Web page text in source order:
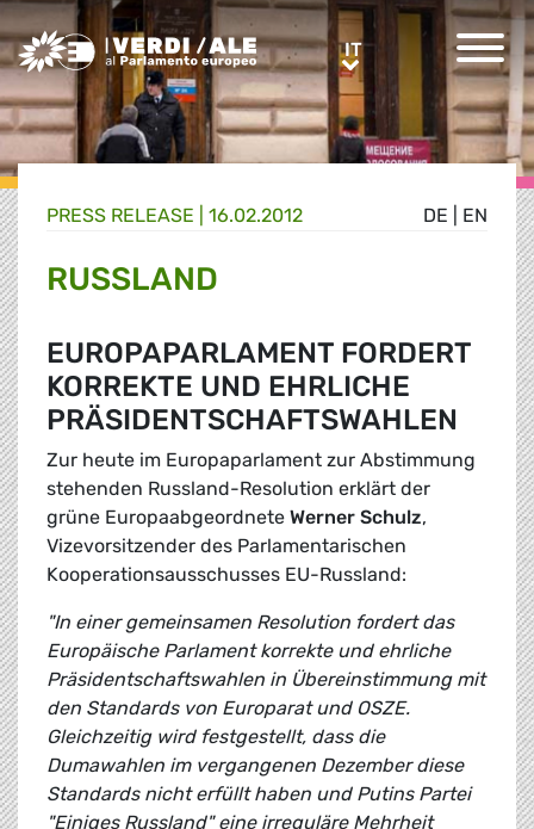
Greens/EFA Home ITIT
DE EN
PRESS RELEASE | 16.02.2012
RUSSLAND
EUROPAPARLAMENT FORDERT
KORREKTE UND EHRLICHE
PRÄSIDENTSCHAFTSWAHLEN
Zur heute im Europaparlament zur Abstimmung
stehenden Russland-Resolution erklärt der
grüne Europaabgeordnete Werner Schulz,
Vizevorsitzender des Parlamentarischen
Kooperationsausschusses EU-Russland:
"In einer gemeinsamen Resolution fordert das
Europäische Parlament korrekte und ehrliche
Präsidentschaftswahlen in Übereinstimmung mit
den Standards von Europarat und OSZE.
Gleichzeitig wird festgestellt, dass die
Dumawahlen im vergangenen Dezember diese
Standards nicht erfüllt haben und Putins Partei
"Einiges Russland" eine irreguläre Mehrheit